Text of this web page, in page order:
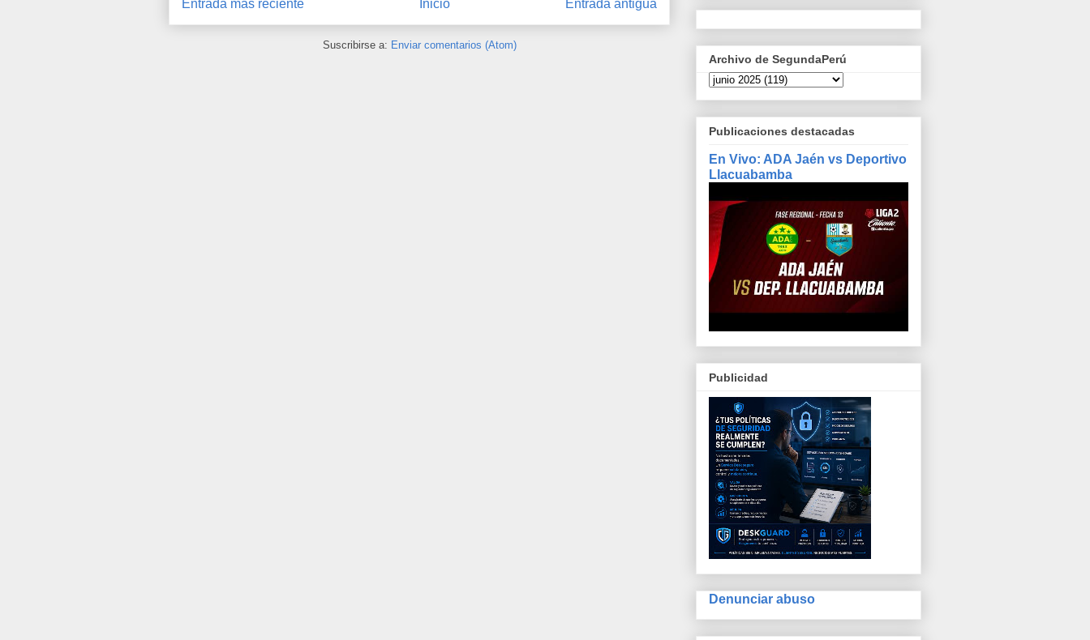
Entrada más reciente Entrada antigua
Inicio
Suscribirse a: Enviar comentarios (Atom)
Archivo de SegundaPerú
Publicaciones destacadas
En Vivo: ADA Jaén vs Deportivo
Llacuabamba
Publicidad
Denunciar abuso